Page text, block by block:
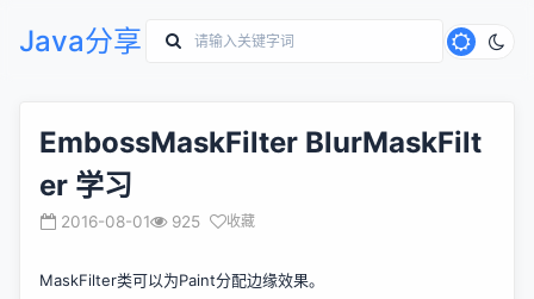
Java分享
EmbossMaskFilter BlurMaskFilt
er 学习
2016-08-01 925 收藏
MaskFilter类可以为Paint分配边缘效果。